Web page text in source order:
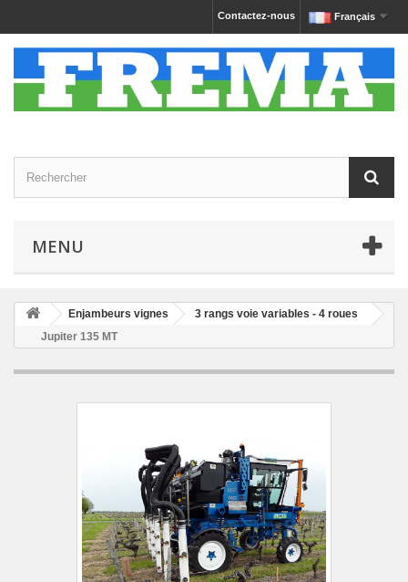
Français
Contactez-nous
MENU
Enjambeurs vignes
3 rangs voie variables - 4 roues
Jupiter 135 MT